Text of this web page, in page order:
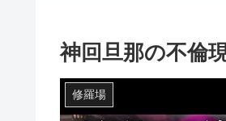
神回旦那の不倫
修羅場